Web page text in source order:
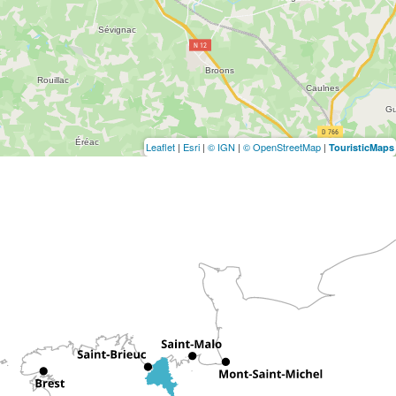
Leaflet | Esri | © IGN | © OpenStreetMap | TouristicMaps